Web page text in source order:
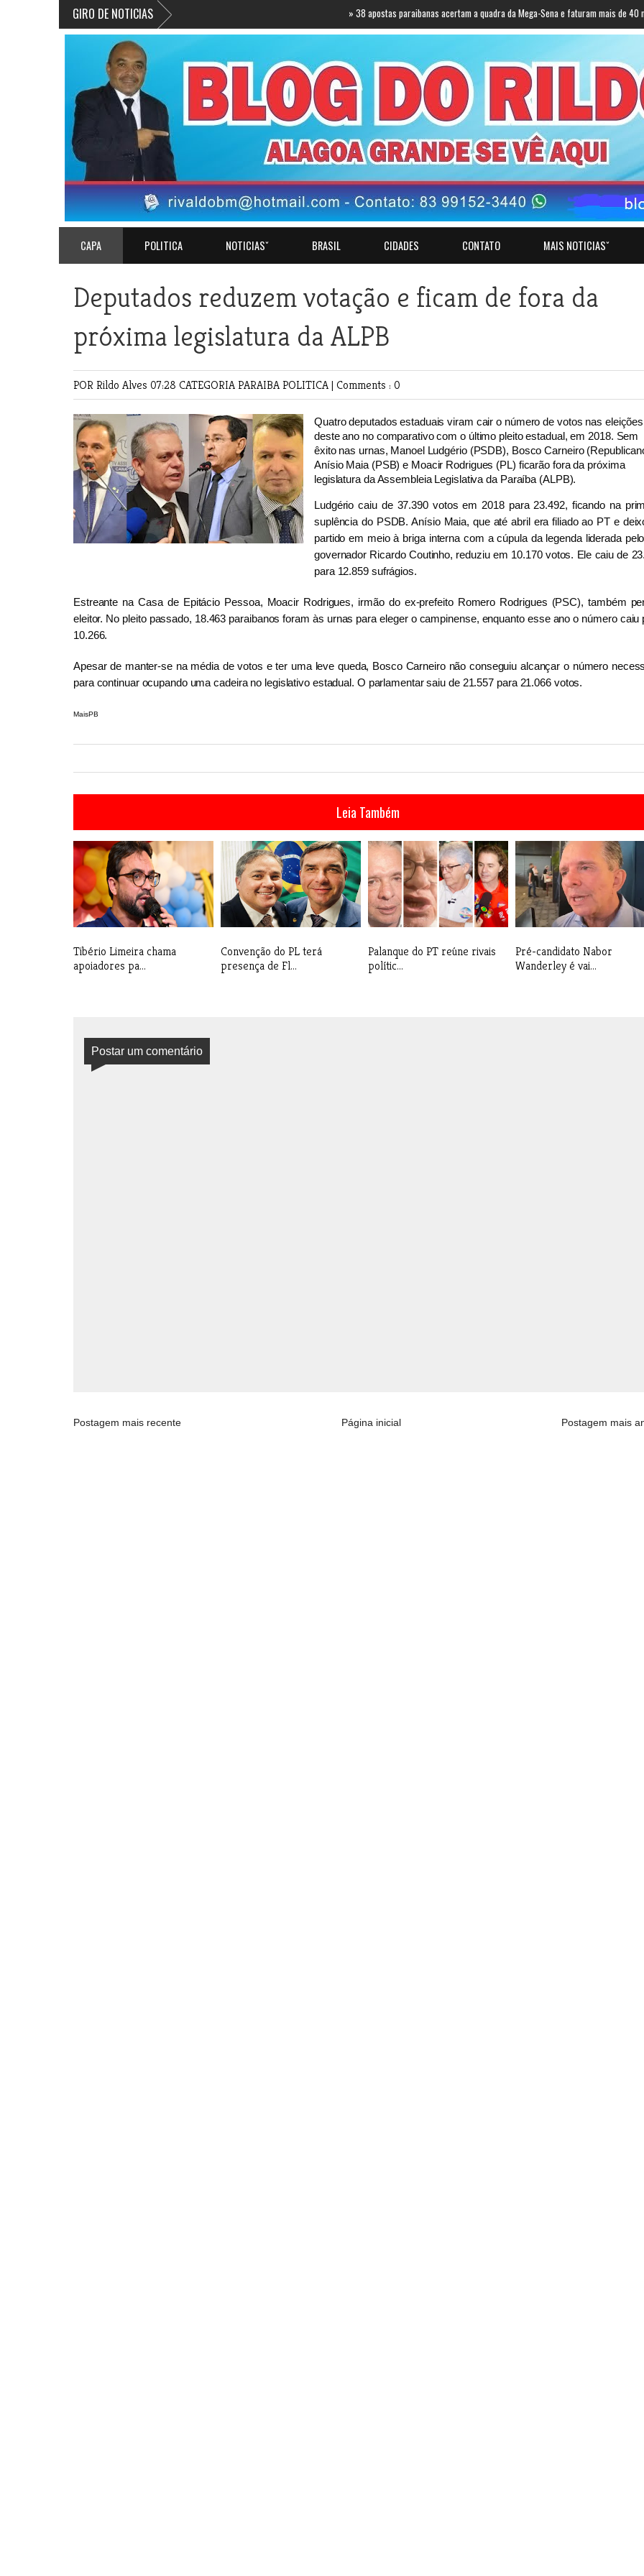
GIRO DE NOTICIAS 38 apostas paraibanas acertam a quadra da Mega-Sena e faturam mais de 40 mil reais.
CAPA POLITICA NOTICIASˇ BRASIL CIDADES CONTATO MAIS NOTICIASˇ
Deputados reduzem votação e ficam de fora da
próxima legislatura da ALPB
POR Rildo Alves 07:28 CATEGORIAPARAIBAPOLITICA| Comments : 0
Quatro deputados estaduais viram cair o número de votos nas eleições
deste ano no comparativo com o último pleito estadual, em 2018. Sem
êxito nas urnas, Manoel Ludgério (PSDB), Bosco Carneiro
Anísio Maia (PSB) e Moacir Rodrigues (PL) ficarão fora da próxima
legislatura da Assembleia Legislativa da Paraíba (ALPB).
Ludgério caiu de 37.390 votos em 2018 para 23.492, ficando na
suplência do PSDB. Anísio Maia, que até abril era filiado ao PT e
partido em meio à briga interna com a cúpula da legenda liderada
governador Ricardo Coutinho, reduziu em 10.170 votos. Ele caiu de
para 12.859 sufrágios.
Estreante na Casa de Epitácio Pessoa, Moacir Rodrigues, irmão do ex-prefeito Romero Rodrigues (PSC), também
eleitor. No pleito passado, 18.463 paraibanos foram às urnas para eleger o campinense, enquanto esse ano o número caiu
10.266.
Apesar de manter-se na média de votos e ter uma leve queda, Bosco Carneiro não conseguiu alcançar o número
para continuar ocupando uma cadeira no legislativo estadual. O parlamentar saiu de 21.557 para 21.066 votos.
MaisPB
Leia Também
Tibério Limeira chama
apoiadores pa...
Convenção do PL terá
presença de Fl...
Palanque do PT reúne rivais
polític...
Pré-candidato Nabor
Wanderley é vai...
Postar um comentário
Postagem mais recente Postagem mais
Página inicial